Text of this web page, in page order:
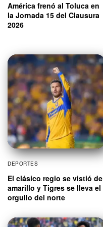
América frenó al Toluca en
la Jornada 15 del Clausura
2026
DEPORTES
El clásico regio se vistió de
amarillo y Tigres se lleva el
orgullo del norte